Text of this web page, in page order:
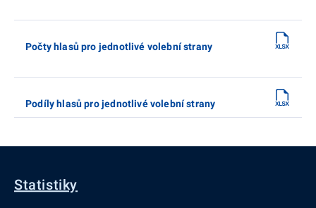
Počty hlasů pro jednotlivé volební strany
Podíly hlasů pro jednotlivé volební strany
Statistiky